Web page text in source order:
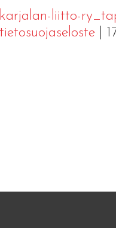
karjalan-liitto-
tietosuojaseloste|